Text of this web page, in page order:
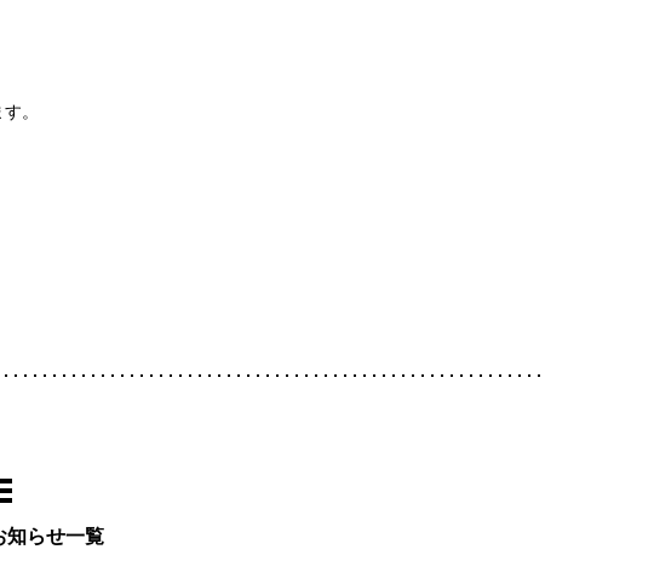
。
知らせ一覧